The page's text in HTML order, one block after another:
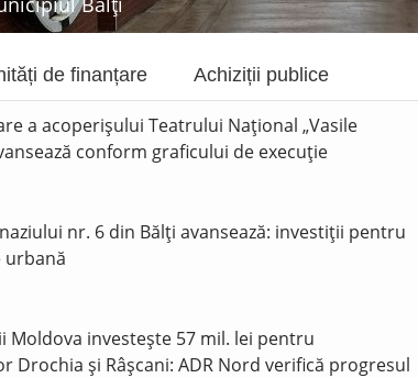
de finanțare Achiziții publice
a acoperișului Teatrului Național „Vasile
conform graficului de execuție
nr. 6 din Bălți avansează: investiții pentru
urbană
Moldova investește 57 mil. lei pentru
Drochia și Râșcani: ADR Nord verifică progresul